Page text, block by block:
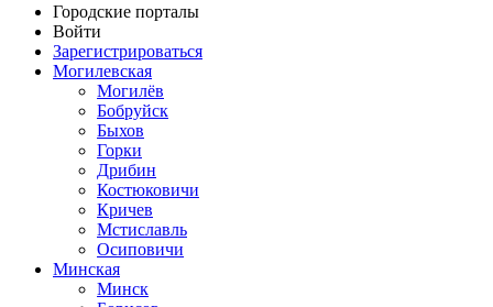
Городские порталы
Войти
Зарегистрироваться
Могилевская
Могилёв
Бобруйск
Быхов
Горки
Дрибин
Костюковичи
Кричев
Мстиславль
Осиповичи
Минская
Минск